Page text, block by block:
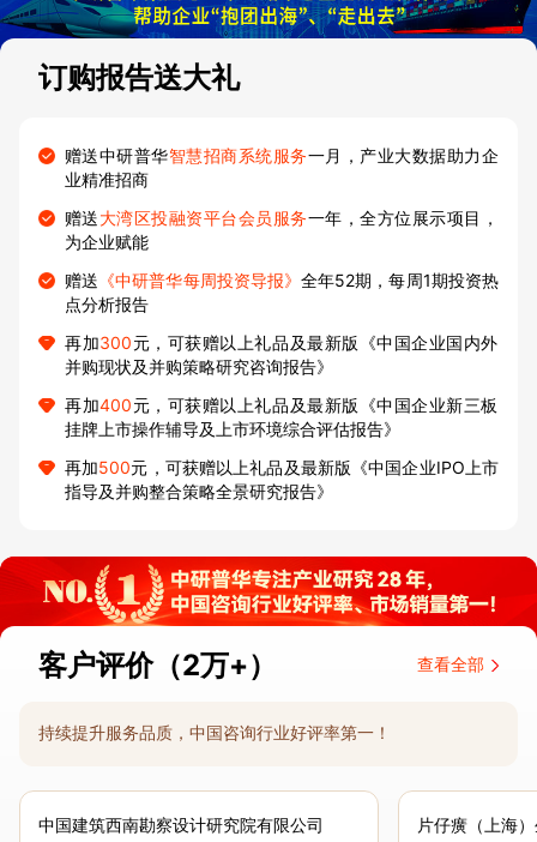
订购报告送大礼
赠送中研普华智慧招商系统服务一月，产业大数据助力企
业精准招商
赠送大湾区投融资平台会员服务一年，全方位展示项目，
为企业赋能
赠送 《中研普华每周投资导报》全年52期，每周1期投资热
点分析报告
再加300元，可获赠以上礼品及最新版《中国企业国内外
并购现状及并购策略研究咨询报告》
再加400元，可获赠以上礼品及最新版《中国企业新三板
挂牌上市操作辅导及上市环境综合评估报告》
再加500元，可获赠以上礼品及最新版《中国企业IPO上市
指导及并购整合策略全景研究报告》
客户评价（2万+） 查看全部
持续提升服务品质，中国咨询行业好评率第一！
中国建筑西南勘察设计研究院有限公司
片仔癀（上海